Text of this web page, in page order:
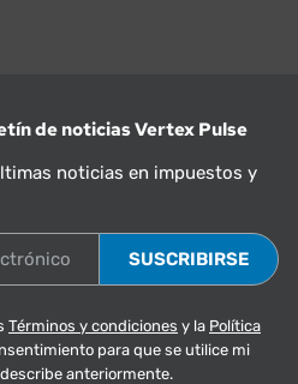
de noticias Vertex Pulse
noticias en impuestos y
Términos y condiciones y la Política
para que se utilice mi
anteriormente.